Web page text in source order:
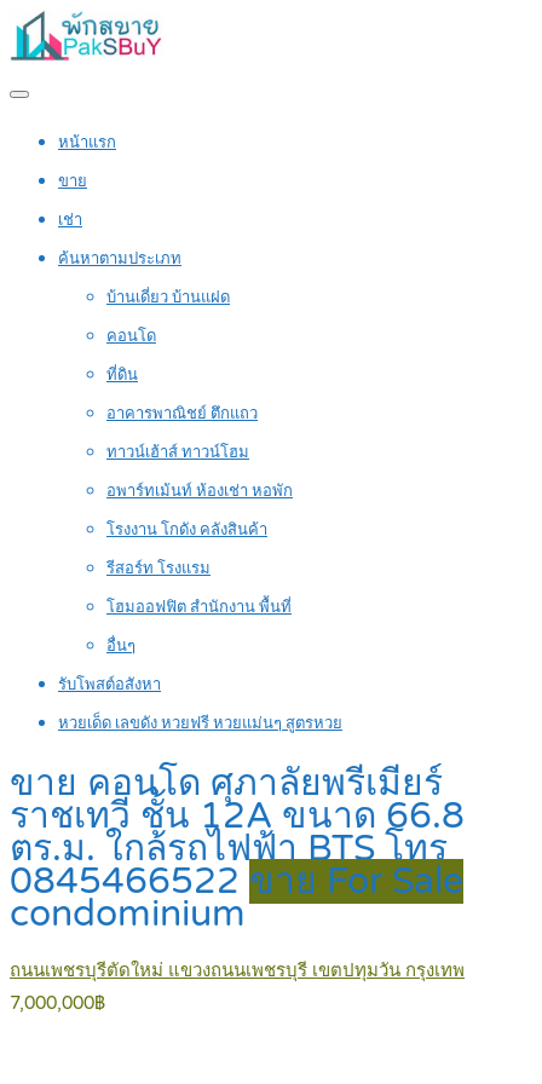
หน้าแรก
ขาย
เช่า
ค้นหาตามประเภท
บ้านเดี่ยว บ้านแฝด
คอนโด
ที่ดิน
อาคารพาณิชย์ ตึกแถว
ทาวน์เฮ้าส์ ทาวน์โฮม
อพาร์ทเม้นท์ ห้องเช่า หอพัก
โรงงาน โกดัง คลังสินค้า
รีสอร์ท โรงแรม
โฮมออฟฟิต สำนักงาน พื้นที่
อื่นๆ
รับโพสต์อสังหา
หวยเด็ด เลขดัง หวยฟรี หวยแม่นๆ สูตรหวย
ขาย คอนโด ศุภาลัยพรีเมียร์
ราชเทวี ชั้น 12A ขนาด 66.8
ตร.ม. ใกล้รถไฟฟ้า BTS โทร
0845466522 ขาย For Sale
condominium
ถนนเพชรบุรีตัดใหม่ แขวงถนนเพชรบุรี เขตปทุมวัน กรุงเทพ
7,000,000฿